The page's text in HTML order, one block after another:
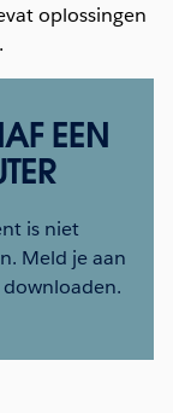
oplossingen
EEN
is niet
Meld je aan